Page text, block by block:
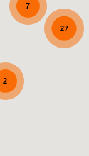
27
2
7